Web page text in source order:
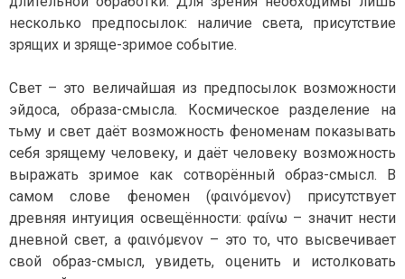
несколько предпосылок: наличие света, присутствие
зрящих и зряще-зримое событие.
Свет – это величайшая из предпосылок возможности
эйдоса, образа-смысла. Космическое разделение на
тьму и свет даёт возможность феноменам показывать
себя зрящему человеку, и даёт человеку возможность
выражать зримое как сотворённый образ-смысл. В
самом слове феномен (φαινóμενον) присутствует
древняя интуиция освещённости: φαíνω – значит нести
дневной свет, а φαινóμενον – это то, что высвечивает
свой образ-смысл, увидеть, оценить и истолковать